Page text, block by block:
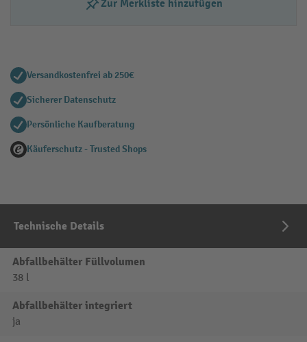
Zur Merkliste hinzufügen
Versandkostenfrei ab 250€
Sicherer Datenschutz
Persönliche Kaufberatung
Käuferschutz - Trusted Shops
Technische Details
Abfallbehälter Füllvolumen
38 l
Abfallbehälter integriert
ja